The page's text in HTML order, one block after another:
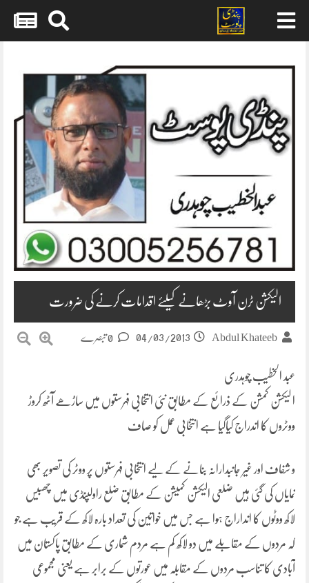
content
الیکشن ٹرن آوٹ بڑھانے کیلئے اقدامات کرنے کی ضرورت
Abdul Khateeb
04/03/2013
عبد الخطیب چوہدری
ا لیکشن کمشن کے ذرائع کے مطابق نئی انتخابی فہرستوں میں ساڑھے آٹھ کروڑ
ووٹروں کا اندراج کیاگیا ہے انتخابی عمل کو صاف
و شفاف اور غیر جانبدارانہ بنانے کے لیے انتخابی فہرستوں پر ووٹر کی تصویر بھی
نمایاں کی گئی ہیں ضلعی الیکشن کمیشن کے مطابق ضلع راولپنڈی میں چھبیس
لاکھ ووٹوں کا انداراج ہوا ہے جس میں خواتین کی تعداد بارہ لاکھ کے قریب ہے جو
کہ مردوں کے مقابلے میں دو لاکھ کم ہے مردم شماری کے مطابق پاکستان میں
آبادی کا تناسب مردوں کے مقابلہ میں عورتوں کے برابر ہے یعنی مجموعی